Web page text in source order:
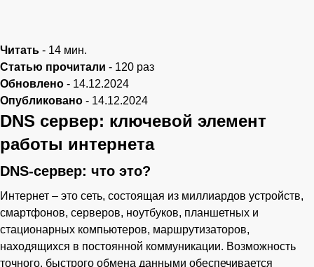
Читать - 14 мин.
Статью прочитали - 120 раз
Обновлено - 14.12.2024
Опубликовано - 14.12.2024
DNS сервер: ключевой элемент
работы интернета
DNS-сервер: что это?
Интернет – это сеть, состоящая из миллиардов устройств,
смартфонов, серверов, ноутбуков, планшетных и
стационарных компьютеров, маршрутизаторов,
находящихся в постоянной коммуникации. Возможность
точного, быстрого обмена данными обеспечивается